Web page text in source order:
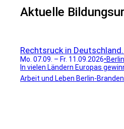
Aktuelle
Rechtsruck in
Mo. 07.09. – Fr. 11.09.2026•Berlin
In vielen Ländern Europas
Arbeit und Leben Berlin-